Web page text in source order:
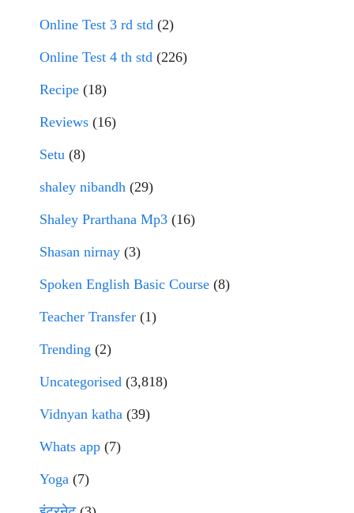
Online Test 3 rd std (2)
Online Test 4 th std (226)
Recipe (18)
Reviews (16)
Setu (8)
shaley nibandh (29)
Shaley Prarthana Mp3 (16)
Shasan nirnay (3)
Spoken English Basic Course (8)
Teacher Transfer (1)
Trending (2)
Uncategorised (3,818)
Vidnyan katha (39)
Whats app (7)
Yoga (7)